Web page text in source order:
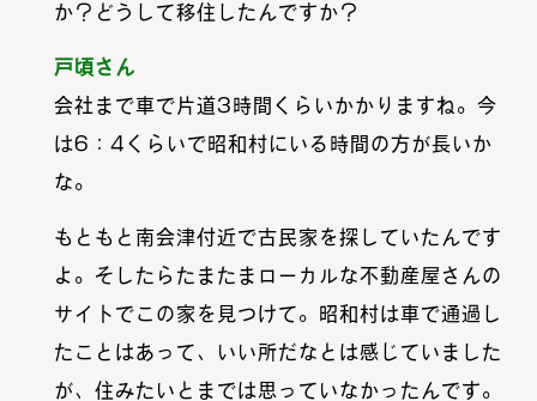
か？どうして移住したんですか？
戸頃さん
会社まで車で片道3時間くらいかかりますね。今
は6：4くらいで昭和村にいる時間の方が長いか
な。
もともと南会津付近で古民家を探していたんです
よ。そしたらたまたまローカルな不動産屋さんの
サイトでこの家を見つけて。昭和村は車で通過し
たことはあって、いい所だなとは感じていました
が、住みたいとまでは思っていなかったんです。